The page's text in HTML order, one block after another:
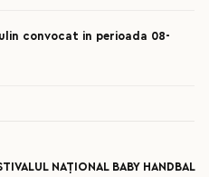
convocat in perioada 08-
NAȚIONAL BABY HANDBAL